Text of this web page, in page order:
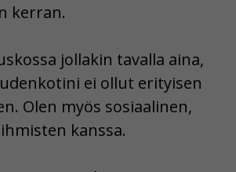
kerran.
jollakin tavalla aina,
ei ollut erityisen
Olen myös sosiaalinen,
kanssa.